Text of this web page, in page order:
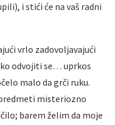
i stići će na vaš radni
vrlo zadovoljavajući
odvojiti se… uprkos
malo da grči ruku.
misteriozno
barem želim da moje